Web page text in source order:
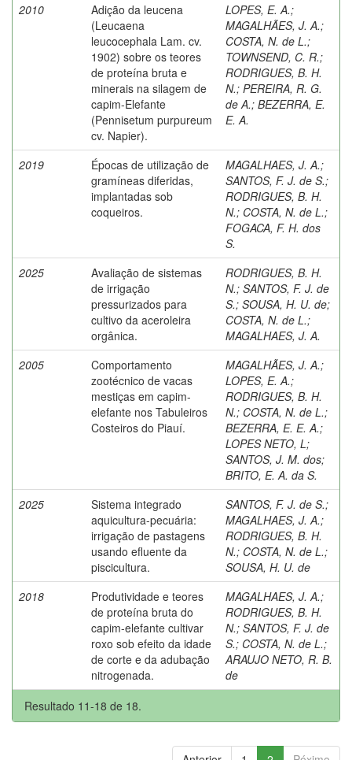
2010
Adição da leucena
(Leucaena
leucocephala Lam. cv.
1902) sobre os teores
de proteína bruta e
minerais na silagem de
capim-Elefante
(Pennisetum purpureum
cv. Napier).
LOPES, E. A.;
MAGALHÃES, J. A.;
COSTA, N. de L.;
TOWNSEND, C. R.;
RODRIGUES, B. H.
N.; PEREIRA, R. G.
de A.; BEZERRA, E.
E. A.
2019
Épocas de utilização de
gramíneas diferidas,
implantadas sob
coqueiros.
MAGALHAES, J. A.;
SANTOS, F. J. de S.;
RODRIGUES, B. H.
N.; COSTA, N. de L.;
FOGACA, F. H. dos
S.
2025
Avaliação de sistemas
de irrigação
pressurizados para
cultivo da aceroleira
orgânica.
RODRIGUES, B. H.
N.; SANTOS, F. J. de
S.; SOUSA, H. U. de;
COSTA, N. de L.;
MAGALHAES, J. A.
2005
Comportamento
zootécnico de vacas
mestiças em capim-
elefante nos Tabuleiros
Costeiros do Piauí.
MAGALHÃES, J. A.;
LOPES, E. A.;
RODRIGUES, B. H.
N.; COSTA, N. de L.;
BEZERRA, E. E. A.;
LOPES NETO, L;
SANTOS, J. M. dos;
BRITO, E. A. da S.
2025
Sistema integrado
aquicultura-pecuária:
irrigação de pastagens
usando efluente da
piscicultura.
SANTOS, F. J. de S.;
MAGALHAES, J. A.;
RODRIGUES, B. H.
N.; COSTA, N. de L.;
SOUSA, H. U. de
2018
Produtividade e teores
de proteína bruta do
capim-elefante cultivar
roxo sob efeito da idade
de corte e da adubação
nitrogenada.
MAGALHAES, J. A.;
RODRIGUES, B. H.
N.; SANTOS, F. J. de
S.; COSTA, N. de L.;
ARAUJO NETO, R. B.
de
Resultado 11-18 de 18.